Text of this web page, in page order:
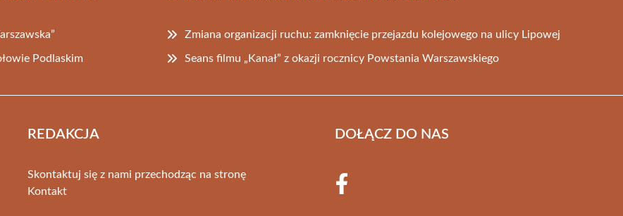
Zmiana organizacji ruchu: zamknięcie przejazdu kolejowego na ulicy Lipowej
Podlaskim Seans filmu „Kanał” z okazji rocznicy Powstania Warszawskiego
REDAKCJA
Skontaktuj się z nami przechodząc na stronę
Kontakt
DOŁĄCZ DO NAS